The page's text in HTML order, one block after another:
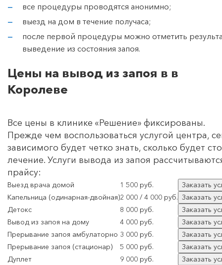
все процедуры проводятся анонимно;
выезд на дом в течение получаса;
после первой процедуры можно отметить
выведение из состояния запоя.
Цены на вывод из запоя в в
Королеве
Все цены в клинике «Решение» фиксированы.
Прежде чем воспользоваться услугой центра,
зависимого будет четко знать, сколько будет
лечение. Услуги вывода из запоя
прайсу:
Выезд врача домой 1 500 руб.
Заказать
Капельница (одинарная-двойная)2 000 / 4 000 руб. Заказать
Детокс
8 000 руб.
Заказать
Вывод из запоя на дому
4 000 руб.
Заказать
Прерывание запоя амбулаторно 3 000 руб.
Заказать
Прерывание запоя (стационар)
5 000 руб.
Заказать
Дуплет
9 000 руб. Заказать